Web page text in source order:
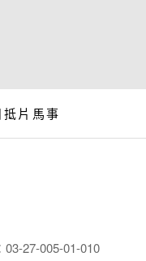
抵片馬事
03-27-005-01-010